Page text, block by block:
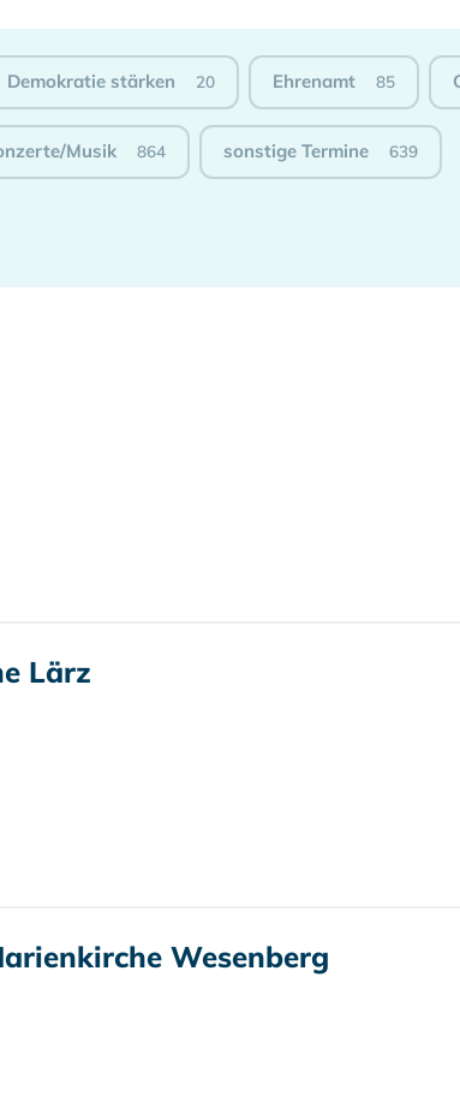
Demokratie stärken 20 Ehrenamt 85
Musik 864 sonstige Termine 639
Lärz
Wesenberg